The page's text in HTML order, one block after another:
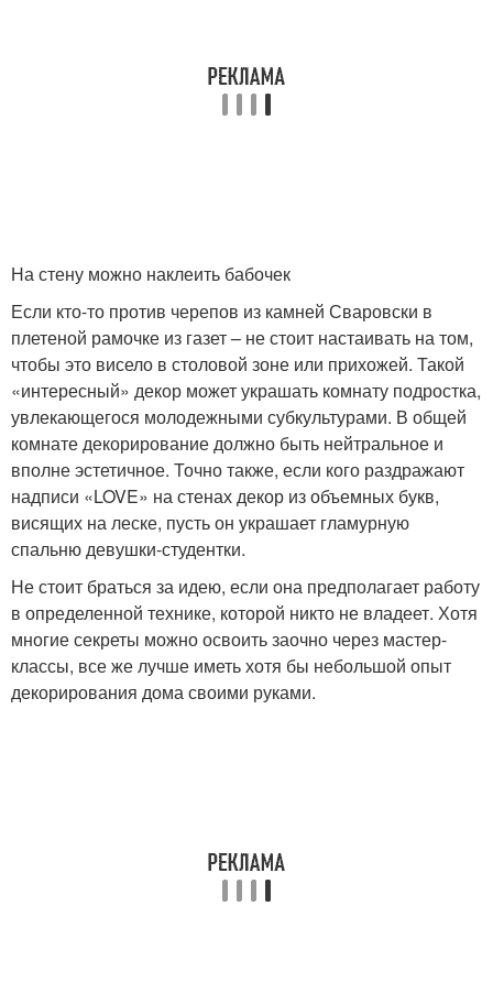
На стену можно наклеить бабочек
Если кто-то против черепов из камней Сваровски в
плетеной рамочке из газет – не стоит настаивать на том,
чтобы это висело в столовой зоне или прихожей. Такой
«интересный» декор может украшать комнату подростка,
увлекающегося молодежными субкультурами. В общей
комнате декорирование должно быть нейтральное и
вполне эстетичное. Точно также, если кого раздражают
надписи «LOVE» на стенах декор из объемных букв,
висящих на леске, пусть он украшает гламурную
спальню девушки-студентки.
Не стоит браться за идею, если она предполагает работу
в определенной технике, которой никто не владеет. Хотя
многие секреты можно освоить заочно через мастер-
классы, все же лучше иметь хотя бы небольшой опыт
декорирования дома своими руками.